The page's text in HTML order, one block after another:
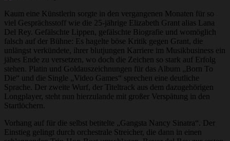
Kaum eine Künstlerin sorgte in den vergangenen Monaten für so
viel Gesprächsstoff wie die 25-jährige Elizabeth Grant alias Lana
Del Rey. Gefälschte Lippen, gefälschte Biografie und womöglich
falsch auf der Bühne: Es hagelte böse Kritik gegen Grant, die
unlängst verkündete, ihrer blutjungen Karriere im Musikbusiness ein
jähes Ende zu versetzen, wo doch die Zeichen so stark auf Erfolg
stehen. Platin und Goldauszeichnungen für das Album „Born To
Die“ und die Single „Video Games“ sprechen eine deutliche
Sprache. Der zweite Wurf, der Titeltrack aus dem dazugehörigen
Longplayer, steht nun hierzulande mit großer Verspätung in den
Startlöchern.
Vorhang auf für die selbst betitelte „Gangsta Nancy Sinatra“. Der
Einstieg gelingt durch orchestrale Streicher, die dann in einen